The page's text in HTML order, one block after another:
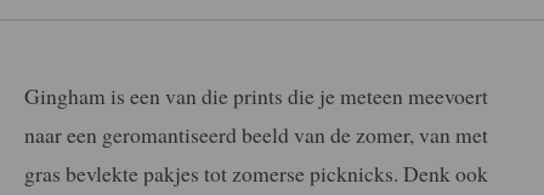
Gingham is een van die prints die je meteen meevoert
naar een geromantiseerd beeld van de zomer, van met
gras bevlekte pakjes tot zomerse picknicks. Denk ook